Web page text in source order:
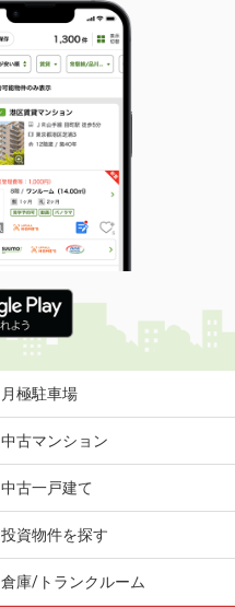
月極駐車場
中古マンション
中古一戸建て
投資物件を探す
倉庫/トランクルーム